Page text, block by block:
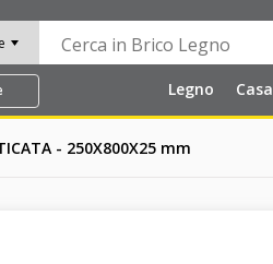
Legno Casa
- 250X800X25 mm